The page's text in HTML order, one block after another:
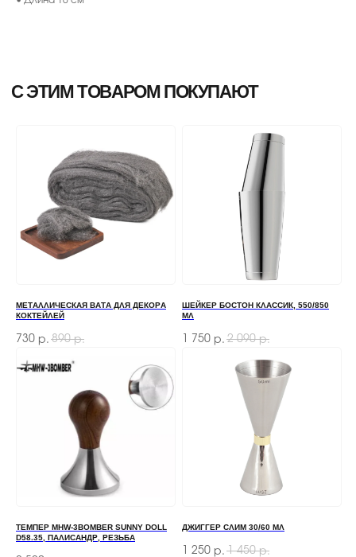
МЕТАЛЛИЧЕСКАЯ ВАТА ДЛЯ ДЕКОРА
КОКТЕЙЛЕЙ
730 р. 890 р.
ШЕЙКЕР БОСТОН КЛАССИК, 550/850
МЛ
1 750 р. 2 090 р.
ТЕМПЕР MHW-3BOMBER SUNNY DOLL
D58.35, ПАЛИСАНДР, РЕЗЬБА
ДЖИГГЕР СЛИМ 30/60 МЛ
1 250 р. 1 450 р.